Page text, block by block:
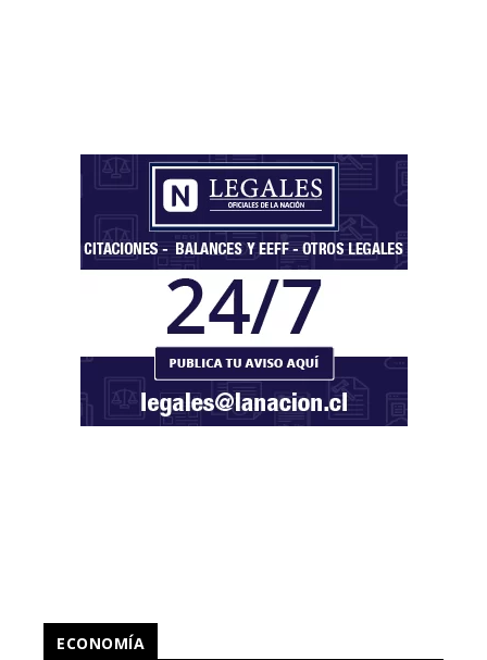
ECONOMÍA